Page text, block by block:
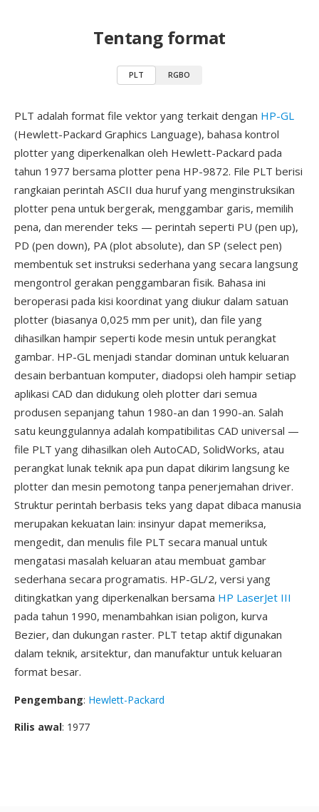
Tentang format
PLT RGBO
PLT adalah format file vektor yang terkait dengan HP-GL
(Hewlett-Packard Graphics Language), bahasa kontrol
plotter yang diperkenalkan oleh Hewlett-Packard pada
tahun 1977 bersama plotter pena HP-9872. File PLT berisi
rangkaian perintah ASCII dua huruf yang menginstruksikan
plotter pena untuk bergerak, menggambar garis, memilih
pena, dan merender teks — perintah seperti PU (pen up),
PD (pen down), PA (plot absolute), dan SP (select pen)
membentuk set instruksi sederhana yang secara langsung
mengontrol gerakan penggambaran fisik. Bahasa ini
beroperasi pada kisi koordinat yang diukur dalam satuan
plotter (biasanya 0,025 mm per unit), dan file yang
dihasilkan hampir seperti kode mesin untuk perangkat
gambar. HP-GL menjadi standar dominan untuk keluaran
desain berbantuan komputer, diadopsi oleh hampir setiap
aplikasi CAD dan didukung oleh plotter dari semua
produsen sepanjang tahun 1980-an dan 1990-an. Salah
satu keunggulannya adalah kompatibilitas CAD universal —
file PLT yang dihasilkan oleh AutoCAD, SolidWorks, atau
perangkat lunak teknik apa pun dapat dikirim langsung ke
plotter dan mesin pemotong tanpa penerjemahan driver.
Struktur perintah berbasis teks yang dapat dibaca manusia
merupakan kekuatan lain: insinyur dapat memeriksa,
mengedit, dan menulis file PLT secara manual untuk
mengatasi masalah keluaran atau membuat gambar
sederhana secara programatis. HP-GL/2, versi yang
ditingkatkan yang diperkenalkan bersama HP LaserJet III
pada tahun 1990, menambahkan isian poligon, kurva
Bezier, dan dukungan raster. PLT tetap aktif digunakan
dalam teknik, arsitektur, dan manufaktur untuk keluaran
format besar.
Pengembang: Hewlett-Packard
Rilis awal: 1977